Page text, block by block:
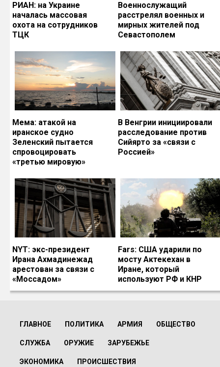
РИАН: на Украине
началась массовая
охота на сотрудников
ТЦК
Военнослужащий
расстрелял военных и
мирных жителей под
Севастополем
Мема: атакой на
иранское судно
Зеленский пытается
спровоцировать
«третью мировую»
В Венгрии инициировали
расследование против
Сийярто за «связи с
Россией»
NYT: экс-президент
Ирана Ахмадинежад
арестован за связи с
«Моссадом»
Fars: США ударили по
мосту Актекехан в
Иране, который
используют РФ и КНР
ГЛАВНОЕ ПОЛИТИКА АРМИЯ ОБЩЕСТВО
СЛУЖБА ОРУЖИЕ ЗАРУБЕЖЬЕ
ЭКОНОМИКА ПРОИСШЕСТВИЯ